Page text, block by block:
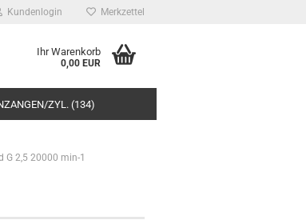
Kundenlogin Merkzettel
Ihr Warenkorb
0,00 EUR
ZYL. (134)
G 2,5 20000 min-1